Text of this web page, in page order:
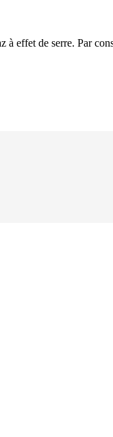
effet de serre. Par